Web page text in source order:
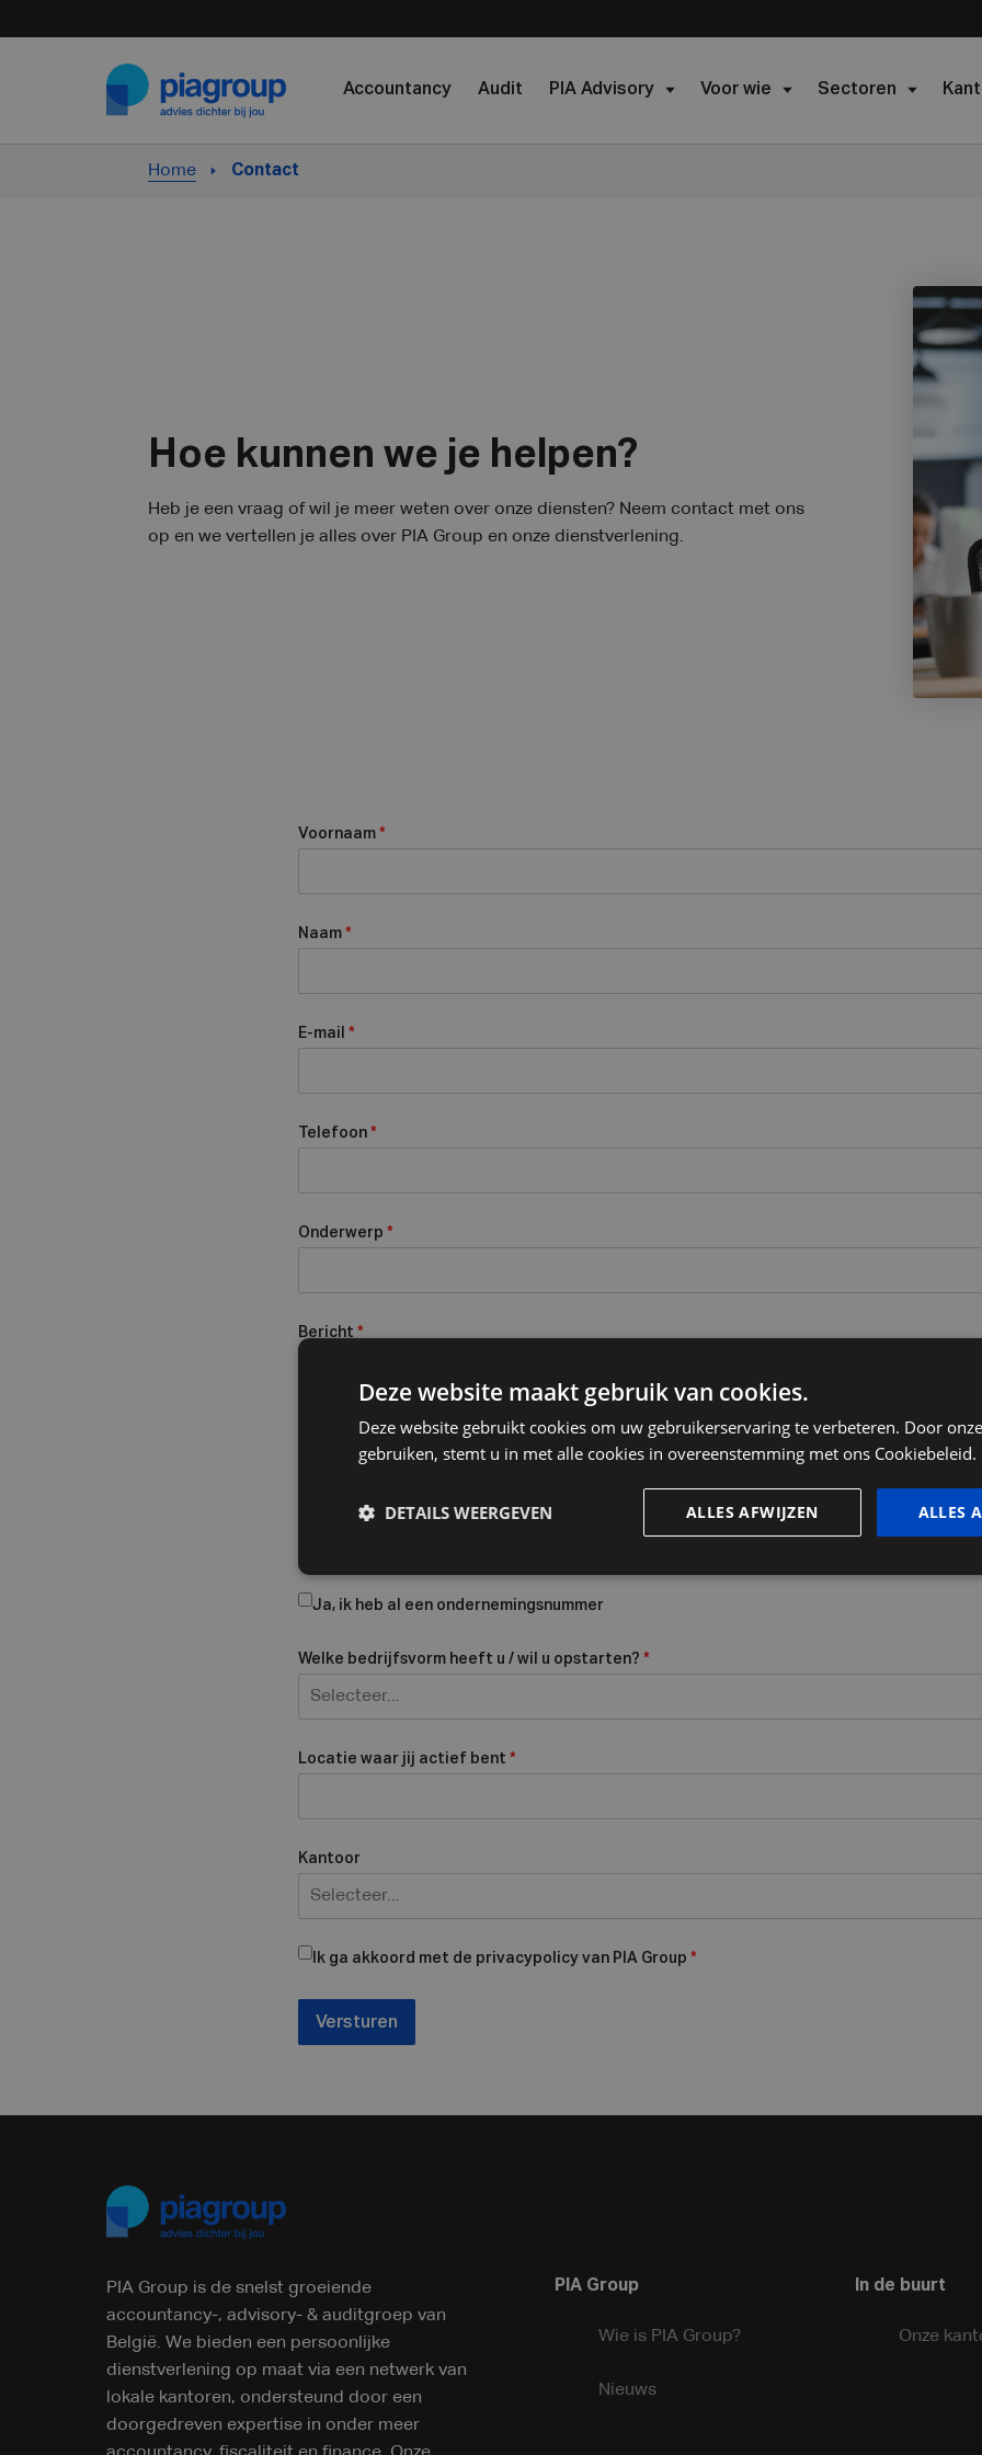
Accountancy Audit PIA Advisory Voor wie Sectoren
Home Contact
Hoe kunnen we je helpen?
Heb je een vraag of wil je meer weten over onze diensten? Neem contact met ons
op en we vertellen je alles over PIA Group en onze dienstverlening.
Voornaam *
Naam *
E-mail *
Telefoon *
Onderwerp *
Bericht *
Bedrijfsnaam
Ja, ik heb al een ondernemingsnummer
Welke bedrijfsvorm heeft u / wil u opstarten? *
Selecteer...
Locatie waar jij actief bent *
Kantoor
Selecteer...
Ik ga akkoord met de privacypolicy van PIA Group *
Versturen
PIA Group is de snelst groeiende
accountancy-, advisory- & auditgroep van
België. We bieden een persoonlijke
dienstverlening op maat via een netwerk van
lokale kantoren, ondersteund door een
doorgedreven expertise in onder meer
PIA Group
Wie is PIA Group?
Nieuws
In de buurt
Onze
Deze website maakt gebruik van cookies.
Deze website gebruikt cookies om uw gebruikerservaring te verbeteren. Door
gebruiken, stemt u in met alle cookies in overeenstemming met ons Cookiebeleid.
ALLES
ALLES AFWIJZEN
DETAILS WEERGEVEN